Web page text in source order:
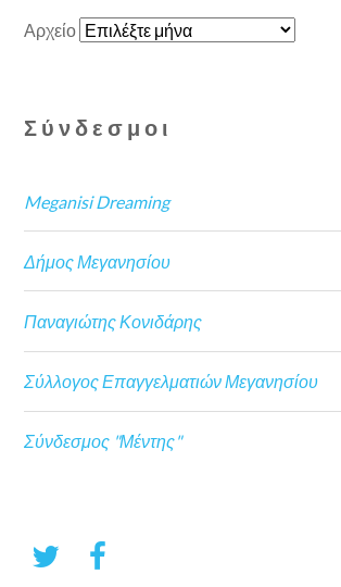
Αρχείο
Σύνδεσμοι
Meganisi Dreaming
Δήμος Μεγανησίου
Παναγιώτης Κονιδάρης
Σύλλογος Επαγγελματιών Μεγανησίου
Σύνδεσμος "Μέντης"